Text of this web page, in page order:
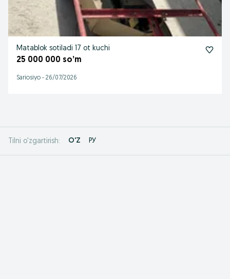
Matablok sotiladi 17 ot kuchi
25 000 000 so’m
Sariosiyo - 26/07/2026
Tilni o'zgartirish: O'Z РУ